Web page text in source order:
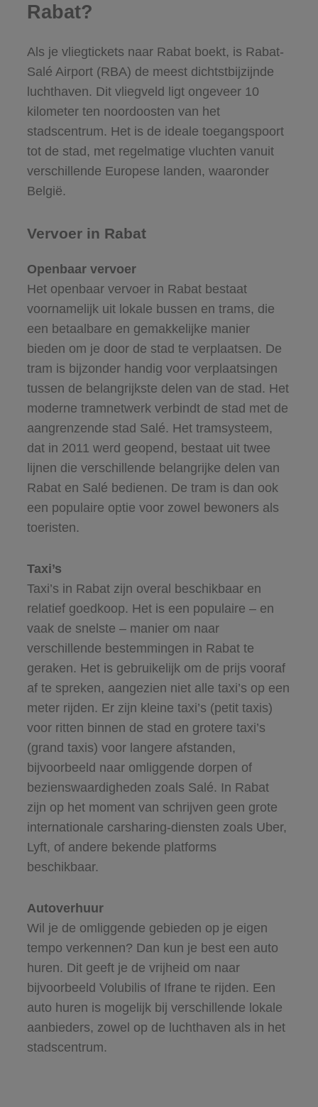
Rabat?
Als je vliegtickets naar Rabat boekt, is Rabat-
Salé Airport (RBA) de meest dichtstbijzijnde
luchthaven. Dit vliegveld ligt ongeveer 10
kilometer ten noordoosten van het
stadscentrum. Het is de ideale toegangspoort
tot de stad, met regelmatige vluchten vanuit
verschillende Europese landen, waaronder
België.
Vervoer in Rabat
Openbaar vervoer
Het openbaar vervoer in Rabat bestaat
voornamelijk uit lokale bussen en trams, die
een betaalbare en gemakkelijke manier
bieden om je door de stad te verplaatsen. De
tram is bijzonder handig voor verplaatsingen
tussen de belangrijkste delen van de stad. Het
moderne tramnetwerk verbindt de stad met de
aangrenzende stad Salé. Het tramsysteem,
dat in 2011 werd geopend, bestaat uit twee
lijnen die verschillende belangrijke delen van
Rabat en Salé bedienen. De tram is dan ook
een populaire optie voor zowel bewoners als
toeristen.
Taxi’s
Taxi’s in Rabat zijn overal beschikbaar en
relatief goedkoop. Het is een populaire – en
vaak de snelste – manier om naar
verschillende bestemmingen in Rabat te
geraken. Het is gebruikelijk om de prijs vooraf
af te spreken, aangezien niet alle taxi’s op een
meter rijden. Er zijn kleine taxi’s (petit taxis)
voor ritten binnen de stad en grotere taxi’s
(grand taxis) voor langere afstanden,
bijvoorbeeld naar omliggende dorpen of
bezienswaardigheden zoals Salé. In Rabat
zijn op het moment van schrijven geen grote
internationale carsharing-diensten zoals Uber,
Lyft, of andere bekende platforms
beschikbaar.
Autoverhuur
Wil je de omliggende gebieden op je eigen
tempo verkennen? Dan kun je best een auto
huren. Dit geeft je de vrijheid om naar
bijvoorbeeld Volubilis of Ifrane te rijden. Een
auto huren is mogelijk bij verschillende lokale
aanbieders, zowel op de luchthaven als in het
stadscentrum.